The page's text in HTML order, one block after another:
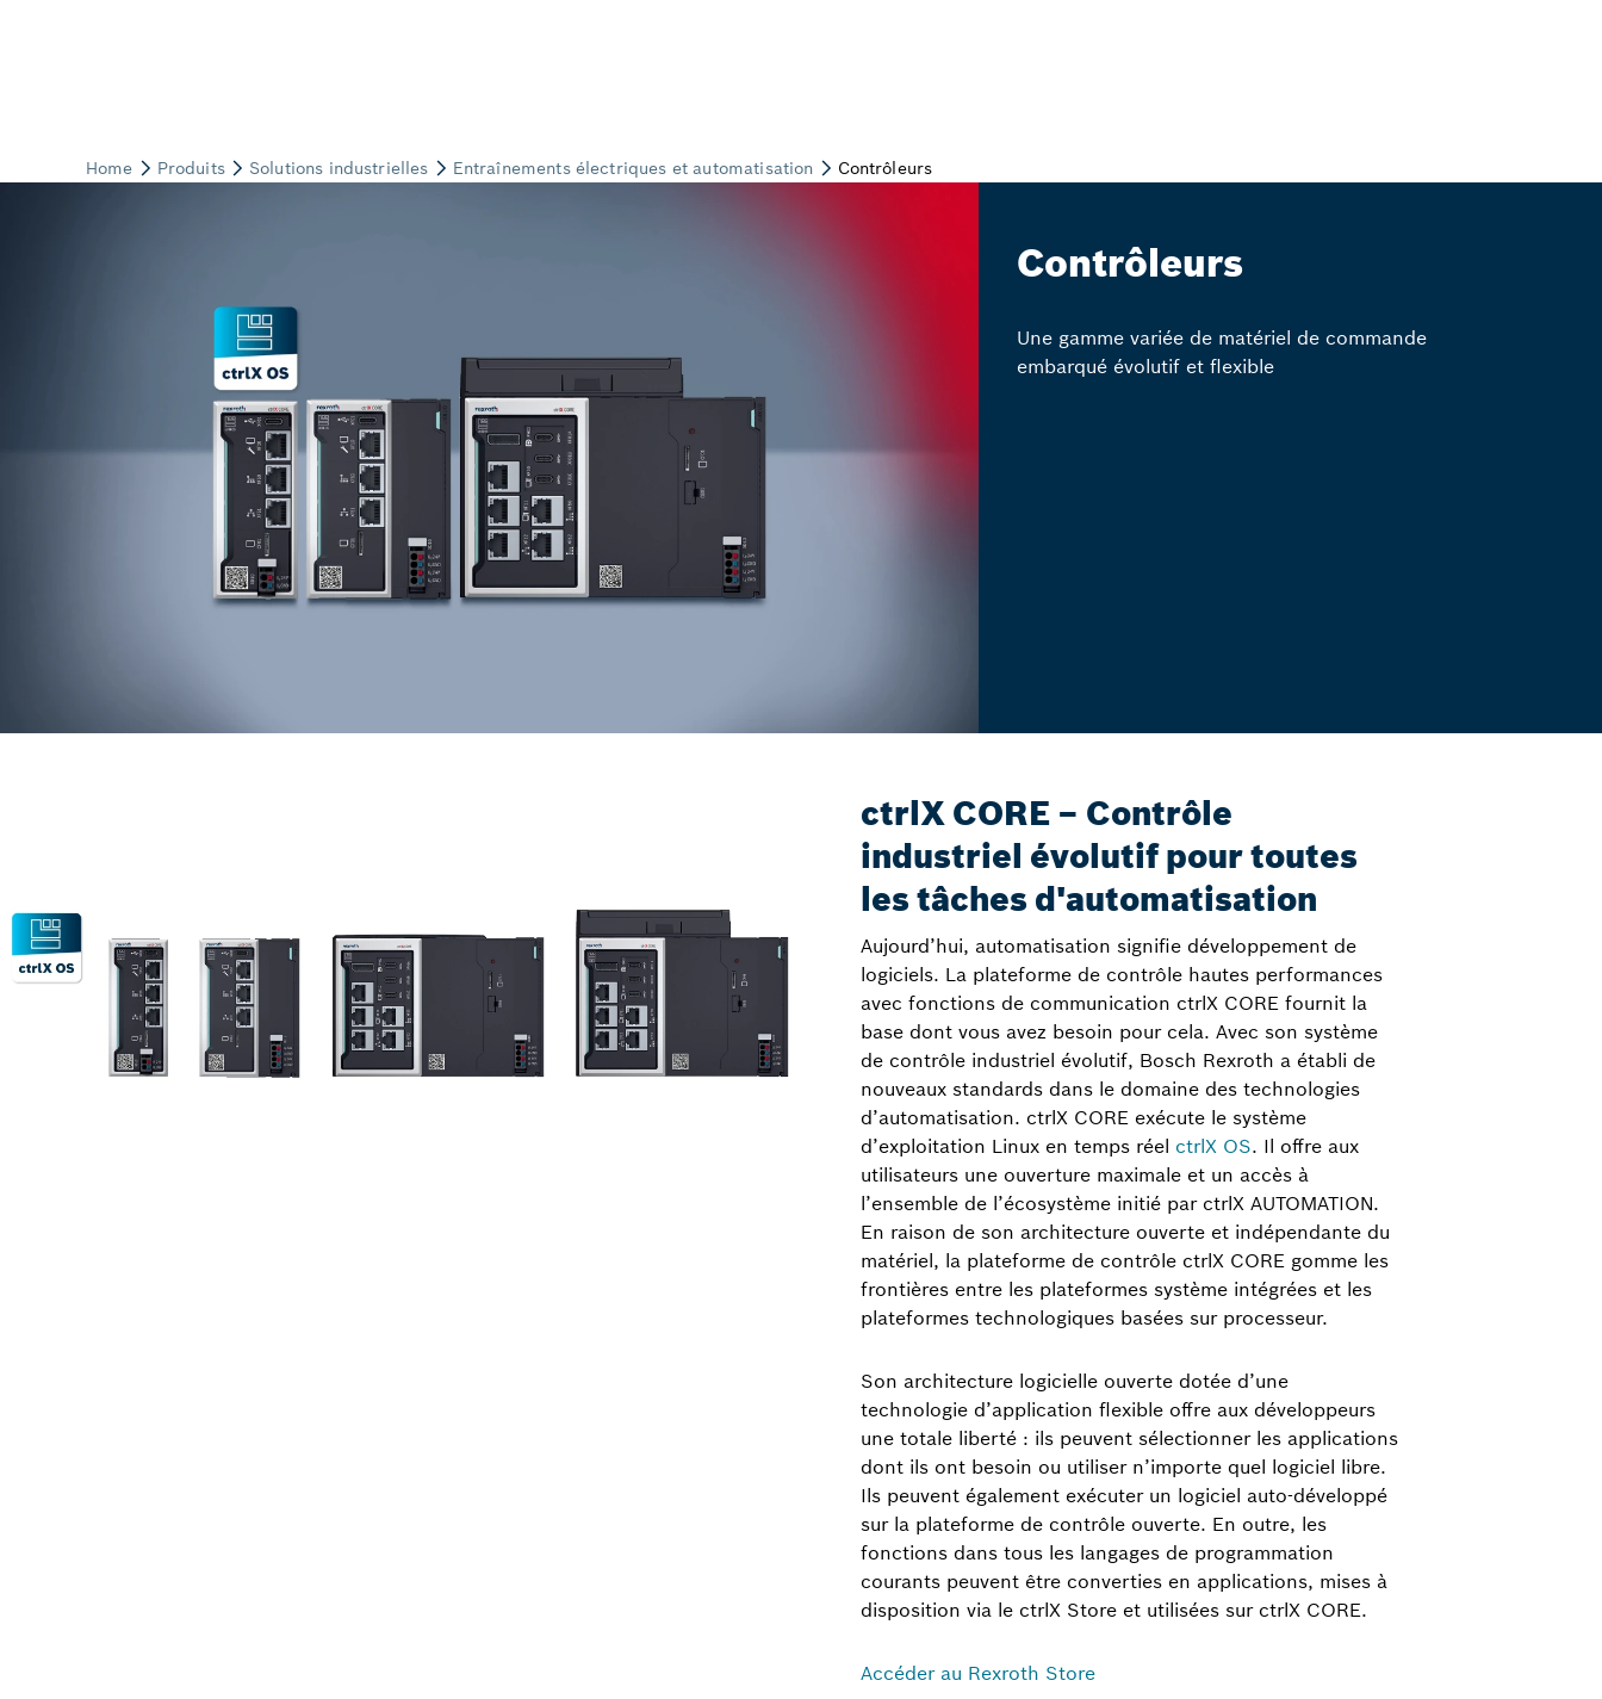
Contrôleurs
Une gamme variée de matériel de commande
embarqué évolutif et flexible
ctrlX CORE – Contrôle
industriel évolutif pour toutes
les tâches d'automatisation
Aujourd’hui, automatisation signifie développement de
logiciels. La plateforme de contrôle hautes performances
avec fonctions de communication ctrlX CORE fournit la
base dont vous avez besoin pour cela. Avec son système
de contrôle industriel évolutif, Bosch Rexroth a établi de
nouveaux standards dans le domaine des technologies
d’automatisation. ctrlX CORE exécute le système
d’exploitation Linux en temps réel ctrlX OS. Il offre aux
utilisateurs une ouverture maximale et un accès à
l’ensemble de l’écosystème initié par ctrlX AUTOMATION.
En raison de son architecture ouverte et indépendante du
matériel, la plateforme de contrôle ctrlX CORE gomme les
frontières entre les plateformes système intégrées et les
plateformes technologiques basées sur processeur.
Son architecture logicielle ouverte dotée d’une
technologie d’application flexible offre aux développeurs
une totale liberté : ils peuvent sélectionner les applications
dont ils ont besoin ou utiliser n’importe quel logiciel libre.
Ils peuvent également exécuter un logiciel auto-développé
sur la plateforme de contrôle ouverte. En outre, les
fonctions dans tous les langages de programmation
courants peuvent être converties en applications, mises à
disposition via le ctrlX Store et utilisées sur ctrlX CORE.
Accéder au Rexroth Store